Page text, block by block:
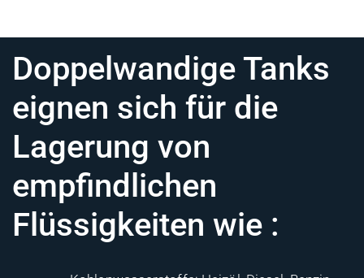
Doppelwandige Tanks
eignen sich für die
Lagerung von
empfindlichen
Flüssigkeiten wie :